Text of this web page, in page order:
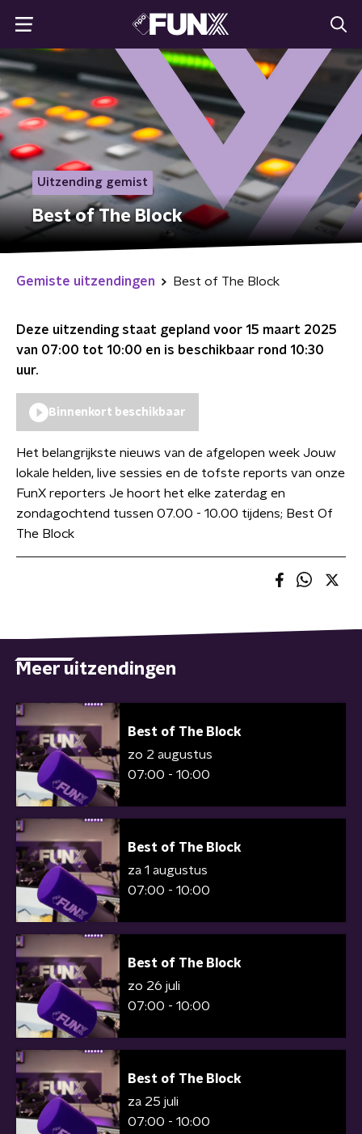
Uitzending gemist
Best of The Block
Gemiste uitzendingen Best of The Block
Deze uitzending staat gepland voor 15 maart 2025
van 07:00 tot 10:00 en is beschikbaar rond 10:30
uur.
Binnenkort beschikbaar
Het belangrijkste nieuws van de afgelopen week Jouw
lokale helden, live sessies en de tofste reports van onze
FunX reporters Je hoort het elke zaterdag en
zondagochtend tussen 07.00 - 10.00 tijdens; Best Of
The Block
Meer uitzendingen
Best of The Block
zo 2 augustus
07:00 - 10:00
Best of The Block
za 1 augustus
07:00 - 10:00
Best of The Block
zo 26 juli
07:00 - 10:00
Best of The Block
za 25 juli
07:00 - 10:00